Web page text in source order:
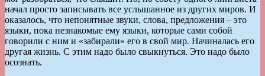
начал просто записывать все услышанное из других миров. И
оказалось, что непонятные звуки, слова, предложения – это
языки, пока незнакомые ему языки, которые сами собой
говорили с ним и «забирали» его в свой мир. Начиналась его
другая жизнь. С этим надо было свыкнуться. Это надо было
осознать.